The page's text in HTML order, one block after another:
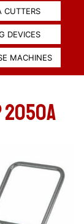
CUTTERS
DEVICES
MACHINES
2050A